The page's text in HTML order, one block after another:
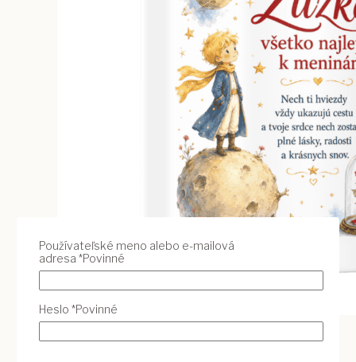
Používateľské meno alebo e-mailová
adresa *Povinné
Heslo *Povinné